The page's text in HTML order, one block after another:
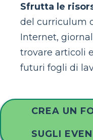
Sfrutta le
del curriculum
Internet,
trovare articoli
futuri fogli di
CREA UN
SUGLI